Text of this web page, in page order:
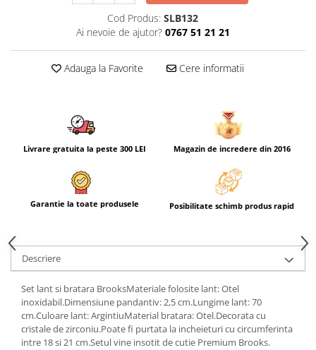
Cod Produs: SLB132
Ai nevoie de ajutor? 0767 51 21 21
Adauga la Favorite Cere informatii
Livrare gratuita la peste 300 LEI Magazin de incredere din 2016
Garantie la toate produsele Posibilitate schimb produs rapid
Descriere
Set lant si bratara BrooksMateriale folosite lant: Otel
inoxidabil.Dimensiune pandantiv: 2,5 cm.Lungime lant: 70
cm.Culoare lant: ArgintiuMaterial bratara: Otel.Decorata cu
cristale de zirconiu.Poate fi purtata la incheieturi cu circumferinta
intre 18 si 21 cm.Setul vine insotit de cutie Premium Brooks.